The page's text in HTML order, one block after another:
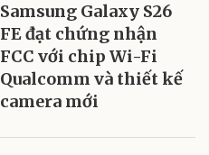
Samsung Galaxy S26
FE đạt chứng nhận
FCC với chip Wi-Fi
Qualcomm và thiết kế
camera mới